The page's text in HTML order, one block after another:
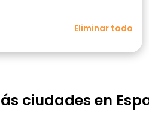
Eliminar todo
ciudades en